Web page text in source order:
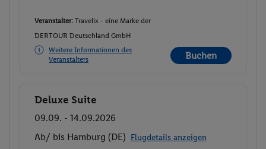
Veranstalter: Travelix - eine Marke der
DERTOUR Deutschland GmbH
Weitere Informationen des
Veranstalters
Buchen
Buchen
Deluxe Suite
09.09. - 14.09.2026
Ab/ bis Hamburg (DE) Flugdetails anzeigen